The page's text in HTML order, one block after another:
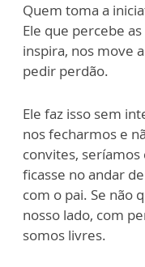
Quem toma a
Ele que percebe
inspira, nos move
pedir perdão.
Ele faz isso sem
nos fecharmos e
convites,
ficasse no andar
com o pai. Se não
nosso lado, com
somos livres.